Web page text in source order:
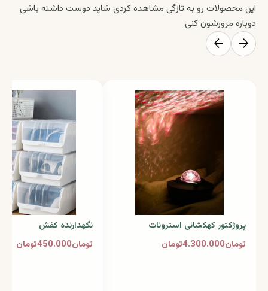
این محصولات رو به تازگی مشاهده کردی شاید دوست داشته باشی
دوباره مرورشون کنی
arrow_forward
arrow_back
پروژکتور کهکشانی استرونات
تومان4.300.000تومان
نگهدارنده کفش
تومان450.000تومان